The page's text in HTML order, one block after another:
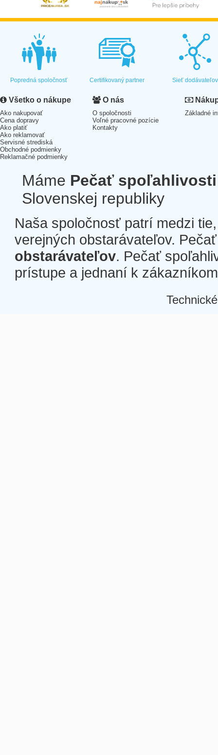
Popredná spoločnosť Certifikovaný partner Sieť dodávateľov
Všetko o nákupe
Ako nakupovať
Cena dopravy
Ako platiť
Ako reklamovať
Servisné strediská
Obchodné podmienky
Reklamačné podmienky
O nás
O spoločnosti
Voľné pracovné pozície
Kontakty
Základné
Máme Pečať spoľahlivosti
Slovenskej republiky
Naša spoločnosť patrí medzi
verejných obstarávateľov.
obstarávateľov. Pečať
prístupe a jednaní k